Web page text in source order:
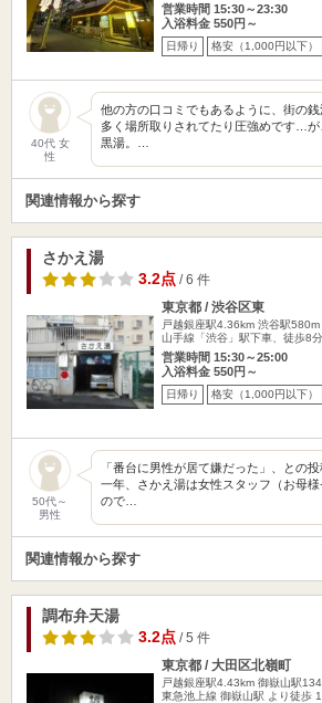
営業時間 15:30～23:30
入浴料金 550円～
日帰り 格安（1,000円以下）
40代 女
性
他の方の口コミでもあるように、街の
多く場所取りされてたり圧強めです…
黒湯。…
関連情報から探す
さかえ湯
3.2点/ 6 件
東京都 / 渋谷区東
戸越銀座駅4.36km 渋谷駅580m
山手線「渋谷」駅下車、徒歩8分
営業時間 15:30～25:00
入浴料金 550円～
日帰り 格安（1,000円以下）
50代～
男性
「番台に男性が居て嫌だった」、との
一年、さかえ湯は女性スタッフ（お母
ので…
関連情報から探す
調布弁天湯
3.2点/ 5 件
東京都 / 大田区北嶺町
戸越銀座駅4.43km 御嶽山駅
東急池上線 御嶽山駅 より徒歩